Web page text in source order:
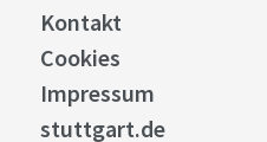
Kontakt
Cookies
Impressum
stuttgart.de